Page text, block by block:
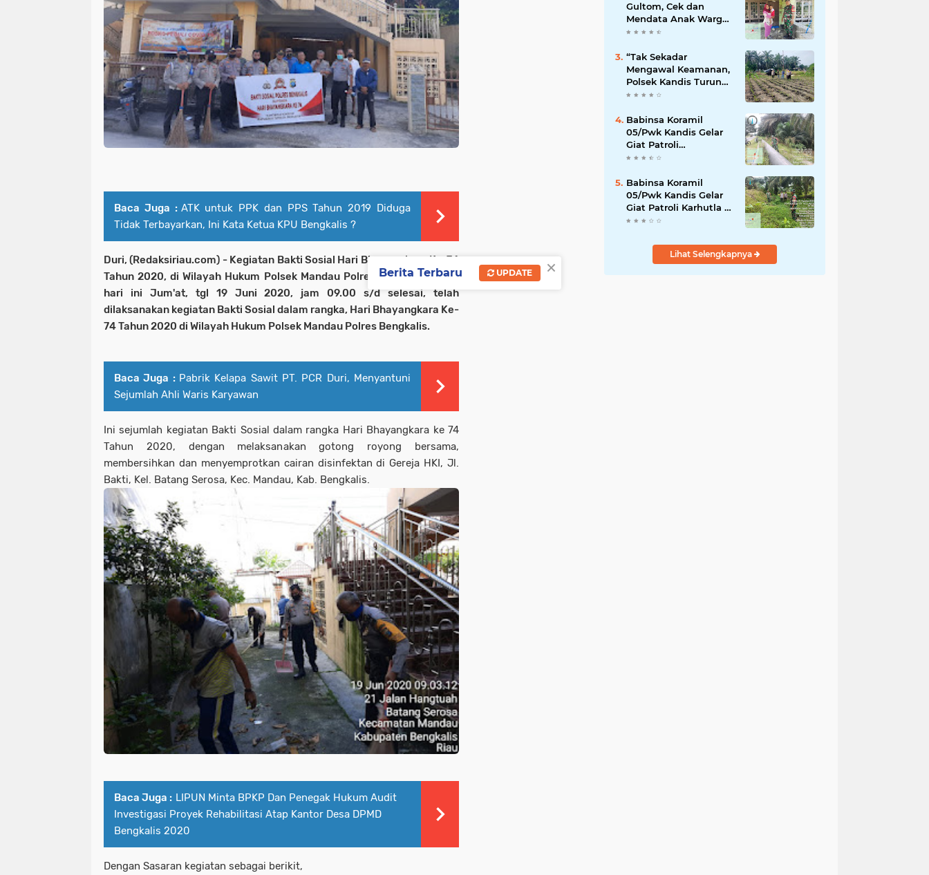
Baca Juga : ATK untuk PPK dan PPS Tahun 2019 Diduga
Tidak Terbayarkan, Ini Kata Ketua KPU Bengkalis ?
Duri, (Redaksiriau.com) - Kegiatan Bakti Sosial Hari Bhayangkara Ke-74
Tahun 2020, di Wilayah Hukum Polsek Mandau Polres Bengkalis, Pada
hari ini Jum'at, tgl 19 Juni 2020, jam 09.00 s/d selesai, telah
dilaksanakan kegiatan Bakti Sosial dalam rangka, Hari Bhayangkara Ke-
74 Tahun 2020 di Wilayah Hukum Polsek Mandau Polres Bengkalis.
Baca Juga : Pabrik Kelapa Sawit PT. PCR Duri, Menyantuni
Sejumlah Ahli Waris Karyawan
Ini sejumlah kegiatan Bakti Sosial dalam rangka Hari Bhayangkara ke 74
Tahun 2020, dengan melaksanakan gotong royong bersama,
membersihkan dan menyemprotkan cairan disinfektan di Gereja HKI, Jl.
Bakti, Kel. Batang Serosa, Kec. Mandau, Kab. Bengkalis.
Baca Juga : LIPUN Minta BPKP Dan Penegak Hukum Audit
Investigasi Proyek Rehabilitasi Atap Kantor Desa DPMD
Bengkalis 2020
Dengan Sasaran kegiatan sebagai berikit,
Gultom, Cek dan
Mendata Anak Warga
Yang Stunting
“Tak Sekadar
Mengawal Keamanan,
Polsek Kandis Turun
ke Lahan Jagung
Pangan
Babinsa Koramil
05/Pwk Kandis Gelar
Giat Patroli
Pengamanan Line
Kandis Kandis
Babinsa Koramil
05/Pwk Kandis Gelar
Giat Patroli Karhutla di
Wilayah Kelurahan
Lihat Selengkapnya
×
Berita Terbaru UPDATE